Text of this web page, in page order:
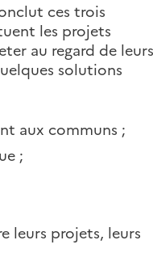
ces trois
les projets
au regard de leurs
solutions
aux communs ;
;
leurs projets, leurs